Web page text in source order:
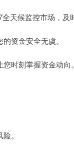
天候监控市场，及
资金安全无虞。
时刻掌握资金动向。
。